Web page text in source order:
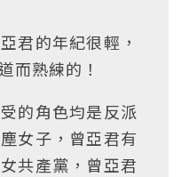
君的年紀很輕，
而熟練的！
的角色均是反派
女子，曾亞君有
共產黨，曾亞君